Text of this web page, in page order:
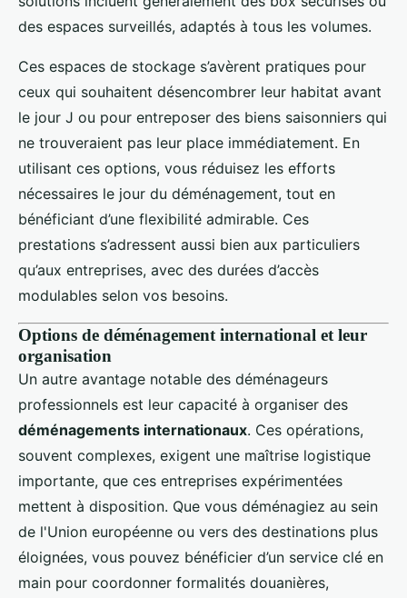
des espaces surveillés, adaptés à tous les volumes.
Ces espaces de stockage s’avèrent pratiques pour
ceux qui souhaitent désencombrer leur habitat avant
le jour J ou pour entreposer des biens saisonniers qui
ne trouveraient pas leur place immédiatement. En
utilisant ces options, vous réduisez les efforts
nécessaires le jour du déménagement, tout en
bénéficiant d’une flexibilité admirable. Ces
prestations s’adressent aussi bien aux particuliers
qu’aux entreprises, avec des durées d’accès
modulables selon vos besoins.
Options de déménagement international et leur
organisation
Un autre avantage notable des déménageurs
professionnels est leur capacité à organiser des
déménagements internationaux. Ces opérations,
souvent complexes, exigent une maîtrise logistique
importante, que ces entreprises expérimentées
mettent à disposition. Que vous déménagiez au sein
de l'Union européenne ou vers des destinations plus
éloignées, vous pouvez bénéficier d’un service clé en
main pour coordonner formalités douanières,